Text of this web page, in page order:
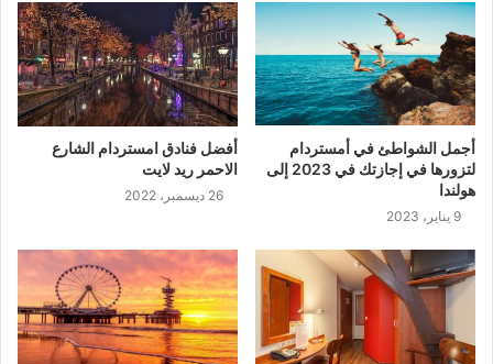
أجمل الشواطئ في أمستردام
لتزورها في إجازتك في 2023 إلى
هولندا
9 يناير، 2023
أفضل فنادق امستردام الشارع
الاحمر ريد لايت
26 ديسمبر، 2022